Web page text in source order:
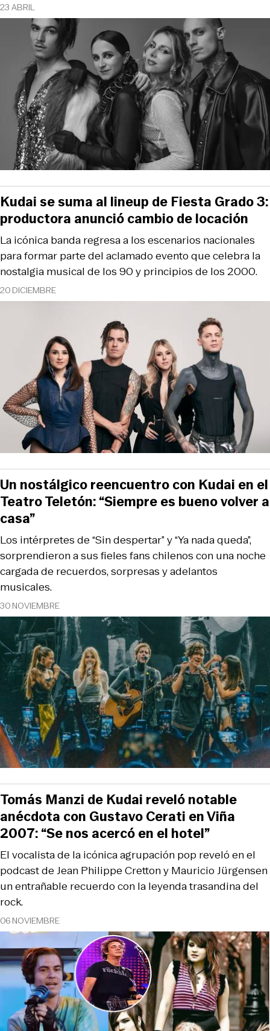
23 ABRIL
20 DICIEMBRE
La icónica banda regresa a los escenarios nacionales
para formar parte del aclamado evento que celebra la
nostalgia musical de los 90 y principios de los 2000.
Kudai se suma al lineup de Fiesta Grado 3:
productora anunció cambio de locación
30 NOVIEMBRE
Los intérpretes de “Sin despertar” y “Ya nada queda”,
sorprendieron a sus fieles fans chilenos con una noche
cargada de recuerdos, sorpresas y adelantos
musicales.
Un nostálgico reencuentro con Kudai en el
Teatro Teletón: “Siempre es bueno volver a
casa”
06 NOVIEMBRE
El vocalista de la icónica agrupación pop reveló en el
podcast de Jean Philippe Cretton y Mauricio Jürgensen
un entrañable recuerdo con la leyenda trasandina del
rock.
Tomás Manzi de Kudai reveló notable
anécdota con Gustavo Cerati en Viña
2007: “Se nos acercó en el hotel”